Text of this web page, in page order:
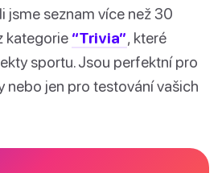
jsme seznam více než 30
kategorie “Trivia”, které
sportu. Jsou perfektní pro
nebo jen pro testování vašich